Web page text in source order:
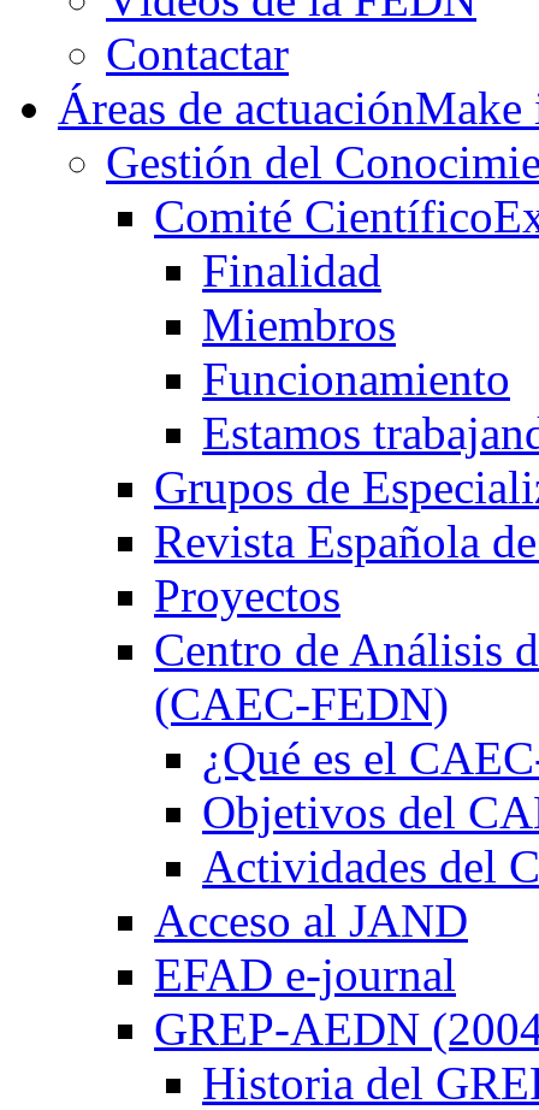
Contactar
Áreas de actuación
Gestión del
Comité Científico
Finalidad
Miembros
Funcionamiento
Estamos
Grupos de
Revista Española
Proyectos
Centro de Análisis
(CAEC-FEDN)
¿Qué es el
Objetivos del
Actividades del
Acceso al JAND
EFAD e-journal
GREP-AEDN
Historia del